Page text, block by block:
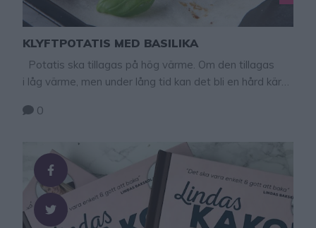
KLYFTPOTATIS MED BASILIKA
Potatis ska tillagas på hög värme. Om den tillagas
i låg värme, men under lång tid kan det bli en hård kärna
måste passeras snabbt för att kärnan i potatisen ska
hård inuti. Tips! Pressa 1–2 vitlöksklyftor och blanda …
0